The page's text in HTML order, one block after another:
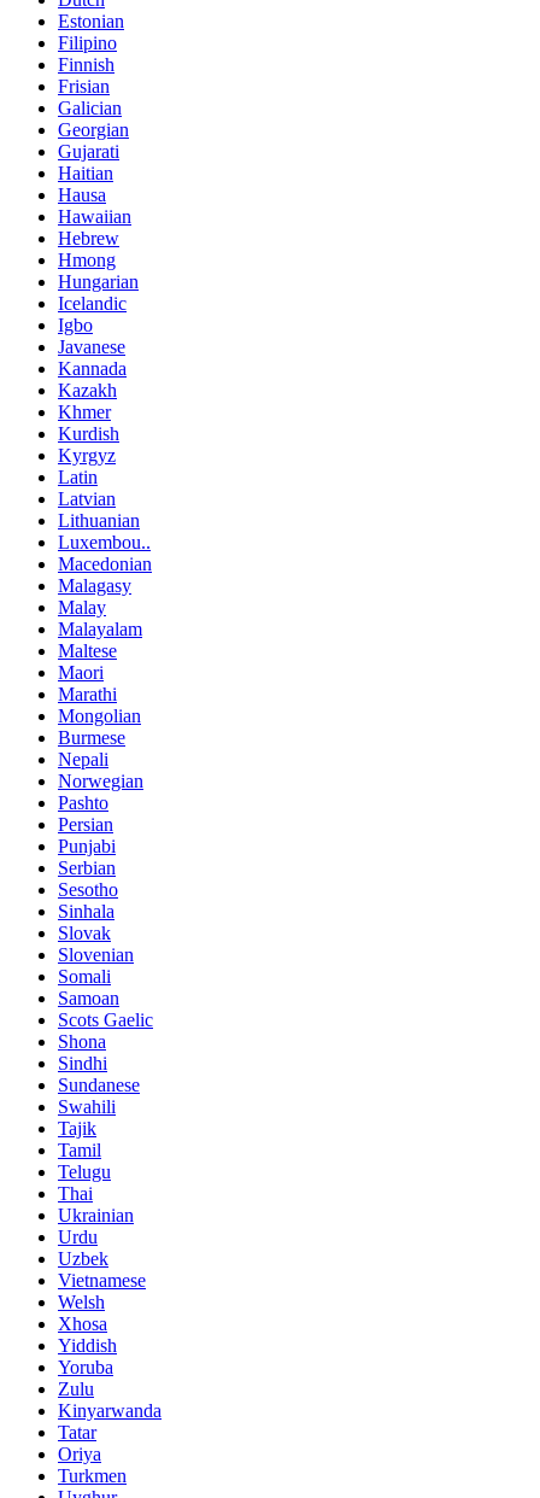
Estonian
Filipino
Finnish
Frisian
Galician
Georgian
Gujarati
Haitian
Hausa
Hawaiian
Hebrew
Hmong
Hungarian
Icelandic
Igbo
Javanese
Kannada
Kazakh
Khmer
Kurdish
Kyrgyz
Latin
Latvian
Lithuanian
Luxembou..
Macedonian
Malagasy
Malay
Malayalam
Maltese
Maori
Marathi
Mongolian
Burmese
Nepali
Norwegian
Pashto
Persian
Punjabi
Serbian
Sesotho
Sinhala
Slovak
Slovenian
Somali
Samoan
Scots Gaelic
Shona
Sindhi
Sundanese
Swahili
Tajik
Tamil
Telugu
Thai
Ukrainian
Urdu
Uzbek
Vietnamese
Welsh
Xhosa
Yiddish
Yoruba
Zulu
Kinyarwanda
Tatar
Oriya
Turkmen